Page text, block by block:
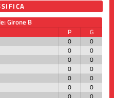
Girone B
P
G
0
0
0
0
0
0
0
0
0
0
0
0